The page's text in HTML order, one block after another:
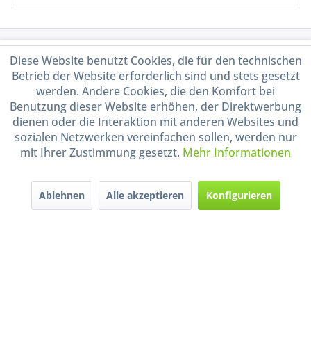
Service Hotline
Shop Service
Informationen
Handel mit BIO-Weinen
durch DE-ÖKO-009
Diese Website benutzt Cookies, die für den technischen
Betrieb der Website erforderlich sind und stets gesetzt
werden. Andere Cookies, die den Komfort bei
Benutzung dieser Website erhöhen, der Direktwerbung
dienen oder die Interaktion mit anderen Websites und
sozialen Netzwerken vereinfachen sollen, werden nur
mit Ihrer Zustimmung gesetzt. Mehr Informationen
Ablehnen Alle akzeptieren Konfigurieren